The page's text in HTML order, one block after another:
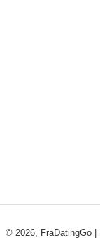
© 2026, FraDatingGo |